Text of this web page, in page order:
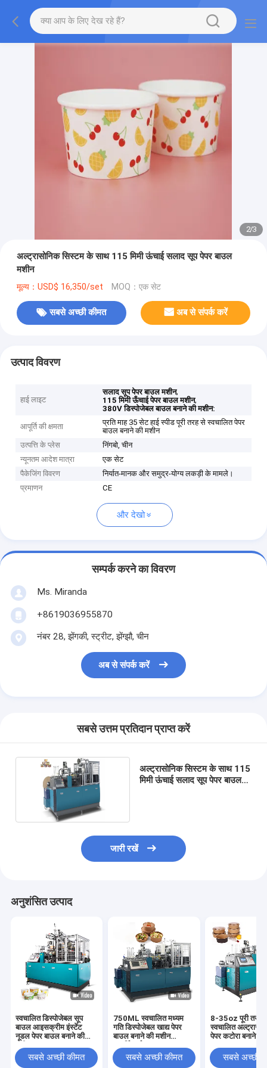
2/3
अल्ट्रासोनिक सिस्टम के साथ 115 मिमी ऊंचाई सलाद सूप पेपर बाउल
मशीन
मूल्य：USD$ 16,350/set MOQ：एक सेट
सबसे अच्छी कीमत अब से संपर्क करें
उत्पाद विवरण
हाई लाइट
सलाद सूप पेपर बाउल मशीन,
115 मिमी ऊँचाई पेपर बाउल मशीन,
380V डिस्पोजेबल बाउल बनाने की मशीन:
आपूर्ति की क्षमता
प्रति माह 35 सेट हाई स्पीड पूरी तरह से स्वचालित पेपर
बाउल बनाने की मशीन
उत्पत्ति के प्लेस
निंगबो, चीन
न्यूनतम आदेश मात्रा
एक सेट
पैकेजिंग विवरण
निर्यात-मानक और समुद्र-योग्य लकड़ी के मामले।
प्रमाणन
CE
और देखो
सम्पर्क करने का विवरण
Ms. Miranda
+8619036955870
नंबर 28, झेंगकी, स्ट्रीट, झेंग्झौ, चीन
अब से संपर्क करें
सबसे उत्तम प्रतिदान प्राप्त करें
अल्ट्रासोनिक सिस्टम के साथ 115
मिमी ऊंचाई सलाद सूप पेपर बाउल
जारी रखें
अनुशंसित उत्पाद
स्वचालित डिस्पोजेबल सूप
बाउल आइसक्रीम इंस्टेंट
नूडल पेपर बाउल बनाने की
सबसे अच्छी कीमत
750ML स्वचालित मध्यम
गति डिस्पोजेबल खाद्य पेपर
बाउल बनाने की मशीन
सबसे अच्छी कीमत
8-35oz पूरी तरह
स्वचालित
पेपर कटोरा बनाने
सबसे अच्छी